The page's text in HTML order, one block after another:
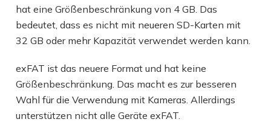
hat eine Größenbeschränkung von 4 GB. Das
bedeutet, dass es nicht mit neueren SD-Karten mit
32 GB oder mehr Kapazität verwendet werden kann.
exFAT ist das neuere Format und hat keine
Größenbeschränkung. Das macht es zur besseren
Wahl für die Verwendung mit Kameras. Allerdings
unterstützen nicht alle Geräte exFAT.